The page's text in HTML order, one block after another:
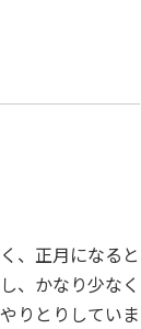
、正月になると
、かなり少なく
りとりしていま